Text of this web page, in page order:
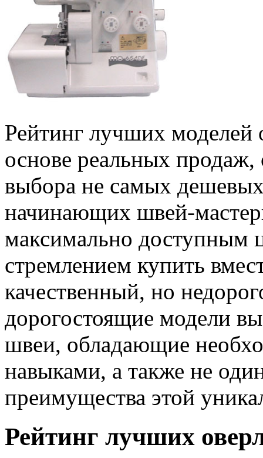
Рейтинг лучших моделей
основе реальных продаж,
выбора не самых
начинающих швей-
максимально доступным
стремлением купить
качественный, но
дорогостоящие модели
швеи, обладающие
навыками, а также не
преимущества этой
Рейтинг лучших